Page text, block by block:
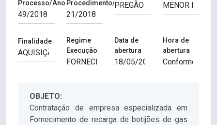
Processo/Ano Procedimento/Ano
Finalidade
Regime
Execução
Data de
abertura
Hora de
abertura
OBJETO:
Contratação de empresa especializada em
Fornecimento de recarga de botijões de gas